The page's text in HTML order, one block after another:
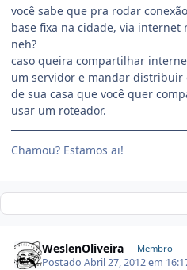
você sabe que pra rodar
base fixa na cidade, via internet
neh?
caso queira compartilhar
um servidor e mandar distribuir
de sua casa que você quer
usar um roteador.
Chamou? Estamos ai!
WeslenOliveira Membro
PostadoAbril 27, 2012 em